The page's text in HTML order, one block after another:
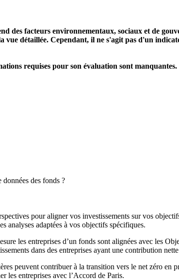
des facteurs environnementaux, sociaux et de
vue détaillée. Cependant, il ne s'agit pas d'un
requises pour son évaluation sont
des fonds ?
pour aligner vos investissements sur vos
analyses adaptées à vos objectifs spécifiques.
les entreprises d’un fonds sont alignées avec les
dans des entreprises ayant une contribution
peuvent contribuer à la transition vers le net zéro en
les entreprises avec l’Accord de Paris.